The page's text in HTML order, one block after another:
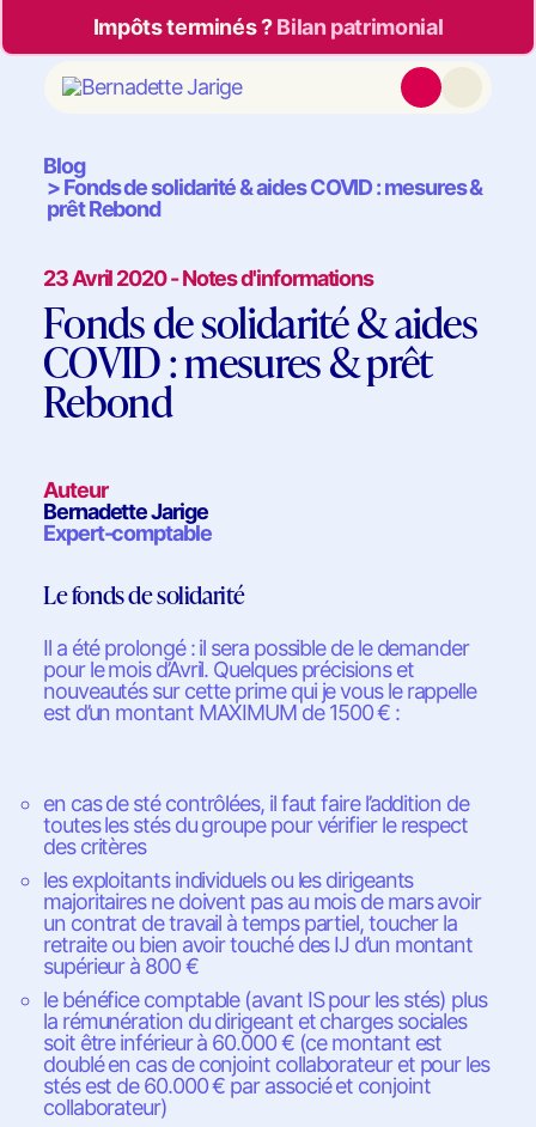
Blog
Fonds de solidarité & aides COVID : mesures &
prêt Rebond
23 Avril 2020 - Notes d'informations
Fonds de solidarité & aides
COVID : mesures & prêt
Rebond
Auteur
Bernadette Jarige
Expert-comptable
Le fonds de solidarité
Il a été prolongé : il sera possible de le demander
pour le mois d’Avril. Quelques précisions et
nouveautés sur cette prime qui je vous le rappelle
est d’un montant MAXIMUM de 1500 € :
en cas de sté contrôlées, il faut faire l’addition de
toutes les stés du groupe pour vérifier le respect
des critères
les exploitants individuels ou les dirigeants
majoritaires ne doivent pas au mois de mars avoir
un contrat de travail à temps partiel, toucher la
retraite ou bien avoir touché des IJ d’un montant
supérieur à 800 €
le bénéfice comptable (avant IS pour les stés) plus
la rémunération du dirigeant et charges sociales
soit être inférieur à 60.000 € (ce montant est
doublé en cas de conjoint collaborateur et pour les
stés est de 60.000 € par associé et conjoint
collaborateur)
Impôts terminés ?Bilan patrimonial